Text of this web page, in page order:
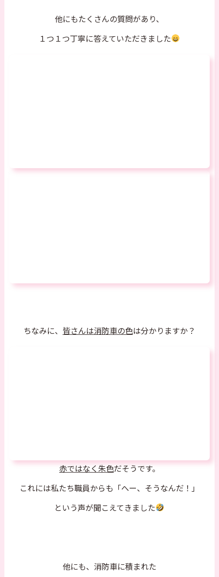
他にもたくさんの質問があり、
１つ１つ丁寧に答えていただきました
ちなみに、 皆さんは消防車の色は分かりますか？
赤ではなく朱色だそうです。
これには私たち職員からも「へー、そうなんだ！」
という声が聞こえてきました
他にも、消防車に積まれた